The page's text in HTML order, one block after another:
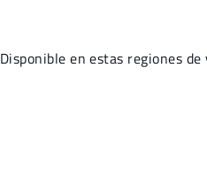
Disponible en estas regiones de